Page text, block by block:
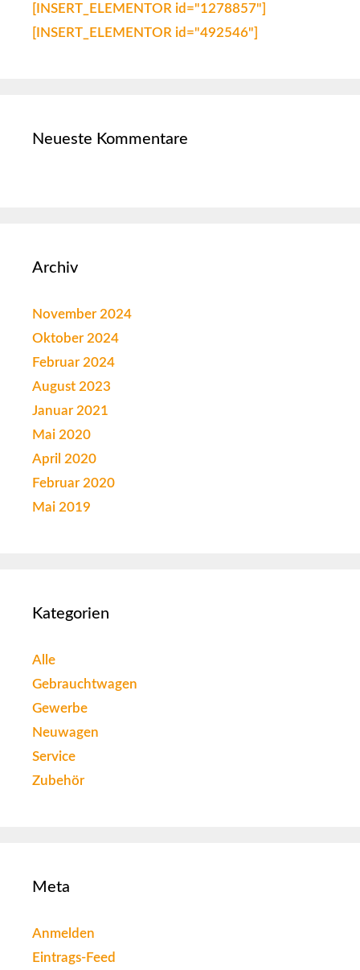
[INSERT_ELEMENTOR id="1278857"]
[INSERT_ELEMENTOR id="492546"]
Neueste Kommentare
Archiv
November 2024
Oktober 2024
Februar 2024
August 2023
Januar 2021
Mai 2020
April 2020
Februar 2020
Mai 2019
Kategorien
Alle
Gebrauchtwagen
Gewerbe
Neuwagen
Service
Zubehör
Meta
Anmelden
Eintrags-Feed